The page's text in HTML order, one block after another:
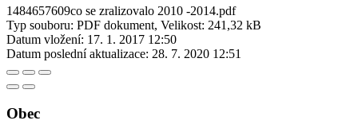
1484657609co se zralizovalo 2010 -2014.pdf
Typ souboru: PDF dokument, Velikost: 241,32 kB
Datum vložení: 17. 1. 2017 12:50
Datum poslední aktualizace: 28. 7. 2020 12:51
Obec